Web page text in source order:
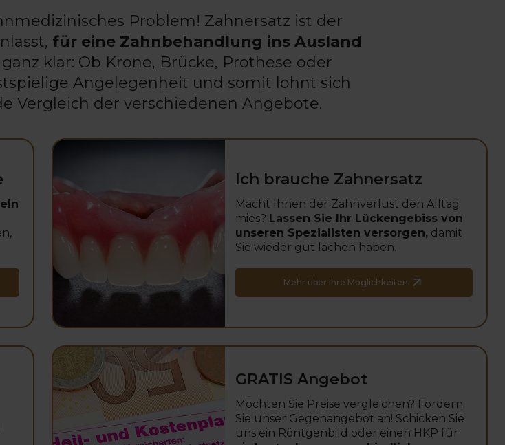
Problem! Zahnersatz ist der
für eine Zahnbehandlung ins Ausland
klar: Ob Krone, Brücke, Prothese oder
Angelegenheit und somit lohnt sich
Vergleich der verschiedenen Angebote.
Ich brauche Zahnersatz
Macht Ihnen der Zahnverlust den Alltag
mies? Lassen Sie Ihr Lückengebiss von
unseren Spezialisten versorgen,damit
Sie wieder gut lachen haben.
Mehr über Ihre Möglichkeiten
GRATIS Angebot
Möchten Sie Preise vergleichen? Fordern
Sie unser Gegenangebot an! Schicken Sie
uns ein Röntgenbild oder einen HKP für